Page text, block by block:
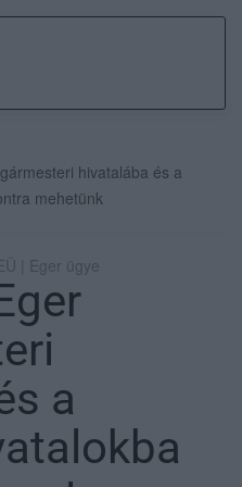
hivatalába és a
mehetünk
| Eger ügye
a